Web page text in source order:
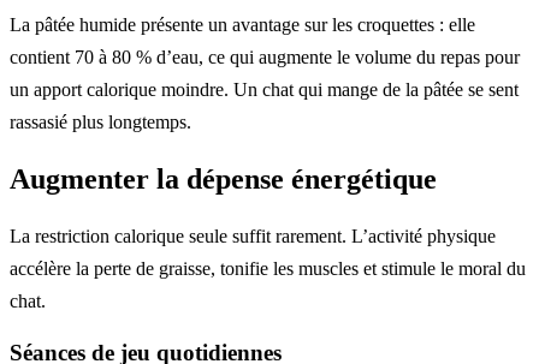
La pâtée humide présente un avantage sur les croquettes : elle
contient 70 à 80 % d’eau, ce qui augmente le volume du repas pour
un apport calorique moindre. Un chat qui mange de la pâtée se sent
rassasié plus longtemps.
Augmenter la dépense énergétique
La restriction calorique seule suffit rarement. L’activité physique
accélère la perte de graisse, tonifie les muscles et stimule le moral du
chat.
Séances de jeu quotidiennes